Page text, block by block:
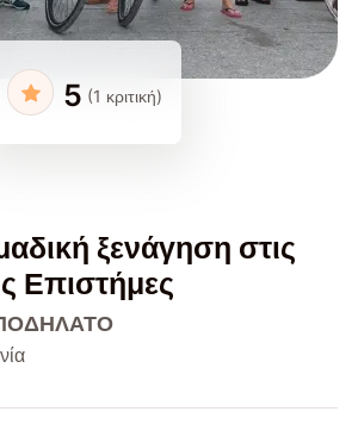
5 (1 κριτική)
ξενάγηση στις
Επιστήμες